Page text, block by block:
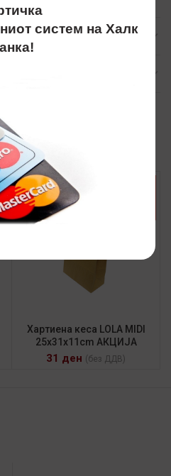
Хартиена кеса LOLA MIDI
25x31x11cm АКЦИЈА
31 ден (без ДДВ)
систем на Халк